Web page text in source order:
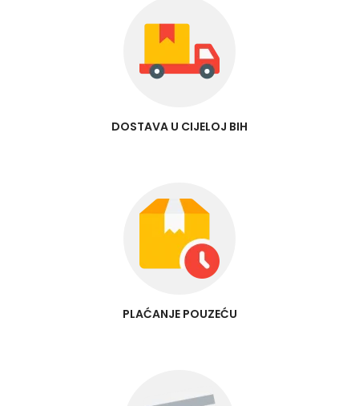
DOSTAVA U CIJELOJ BIH
PLAĆANJE POUZEĆU